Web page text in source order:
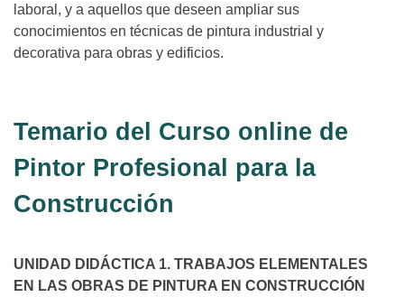
laboral, y a aquellos que deseen ampliar sus
conocimientos en técnicas de pintura industrial y
decorativa para obras y edificios.
Temario del Curso online de
Pintor Profesional para la
Construcción
UNIDAD DIDÁCTICA 1. TRABAJOS ELEMENTALES
EN LAS OBRAS DE PINTURA EN CONSTRUCCIÓN